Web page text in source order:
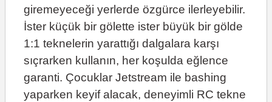
giremeyeceği yerlerde özgürce ilerleyebilir.
İster küçük bir gölette ister büyük bir gölde
1:1 teknelerin yarattığı dalgalara karşı
sıçrarken kullanın, her koşulda eğlence
garanti. Çocuklar Jetstream ile bashing
yaparken keyif alacak, deneyimli RC tekne